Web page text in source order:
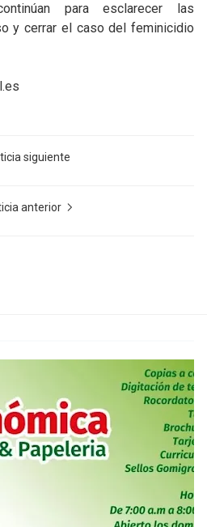
para esclarecer las
y cerrar el caso del feminicidio
siguiente
anterior